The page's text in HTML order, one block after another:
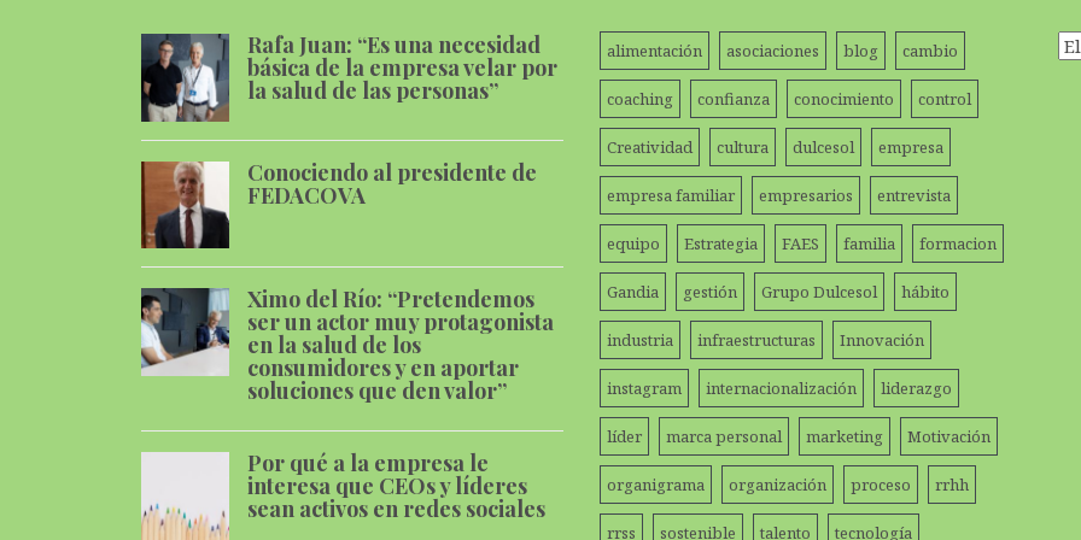
Rafa Juan: “Es una necesidad
básica de la empresa velar por
la salud de las personas”
Conociendo al presidente de
FEDACOVA
Ximo del Río: “Pretendemos
ser un actor muy protagonista
en la salud de los
consumidores y en aportar
soluciones que den valor”
Por qué a la empresa le
interesa que CEOs y líderes
sean activos en redes sociales
alimentación asociaciones blog cambio
coaching confianza conocimiento control
Creatividad cultura dulcesol empresa
empresa familiar empresarios entrevista
equipo Estrategia FAES familia formacion
Gandia gestión Grupo Dulcesol hábito
industria infraestructuras Innovación
instagram internacionalización liderazgo
líder marca personal marketing Motivación
organigrama organización proceso rrhh
rrss sostenible talento tecnología